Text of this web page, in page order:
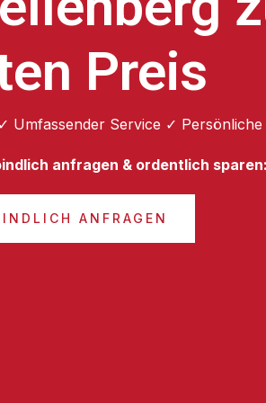
Preis
Umfassender Service ✓
anfragen & ordentlich
ANFRAGEN